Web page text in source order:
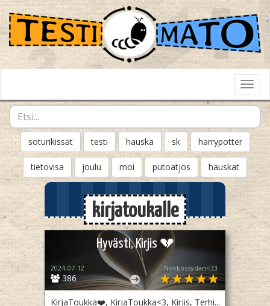
soturikissat testi hauska sk harrypotter
tietovisa joulu moi putoatjos hauskat
kirjatoukalle
Hyvästi, Kirjis 💔
386
2024-07-12 Nokkossydän<33
KirjaToukka❤️, KirjaToukka<3, Kirjis, Terhi...